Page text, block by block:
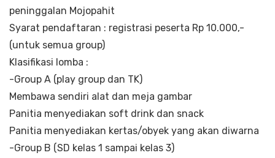
peninggalan Mojopahit
Syarat pendaftaran : registrasi peserta Rp 10.000,-
(untuk semua group)
Klasifikasi lomba :
-Group A (play group dan TK)
Membawa sendiri alat dan meja gambar
Panitia menyediakan soft drink dan snack
Panitia menyediakan kertas/obyek yang akan diwarna
-Group B (SD kelas 1 sampai kelas 3)